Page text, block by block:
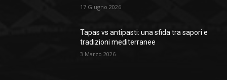
17 Giugno 2026
Tapas vs antipasti: una sfida tra sapori e
tradizioni mediterranee
3 Marzo 2026